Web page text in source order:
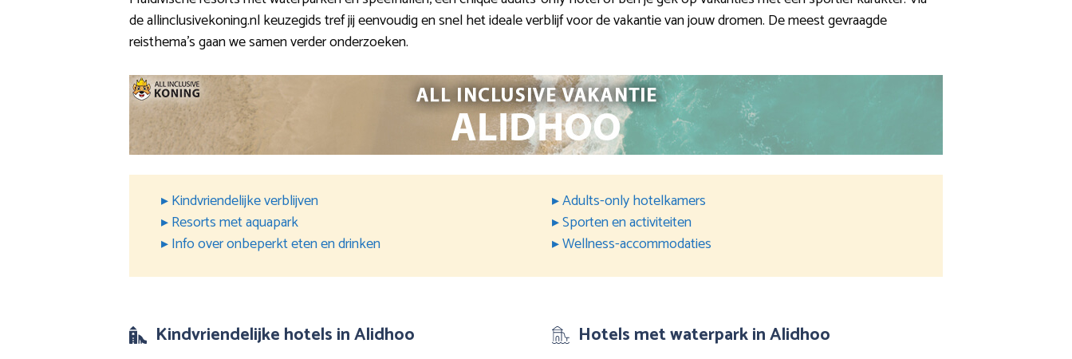
de allinclusivekoning.nl keuzegids tref jij eenvoudig en snel het ideale verblijf voor de vakantie van jouw dromen. De meest gevraagde
reisthema’s gaan we samen verder onderzoeken.
▸ Kindvriendelijke verblijven
▸ Resorts met aquapark
▸ Info over onbeperkt eten en drinken
▸ Adults-only hotelkamers
▸ Sporten en activiteiten
▸ Wellness-accommodaties
Kindvriendelijke hotels in Alidhoo Hotels met waterpark in Alidhoo